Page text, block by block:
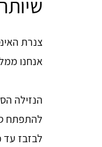
צנרת
אנחנו
הנזילה
להתפתח
לבזבז עד כ-3 ליטרים של מים ביום, מה שכמובן ייקר את